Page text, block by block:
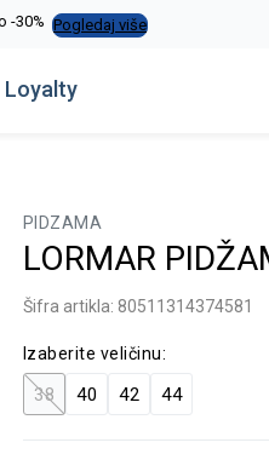
La Plage peškiri do -30% Pogledaj više
Loyalty
PIDZAMA
LORMAR
Šifra artikla: 80511314374581
Izaberite veličinu:
38 40 42 44